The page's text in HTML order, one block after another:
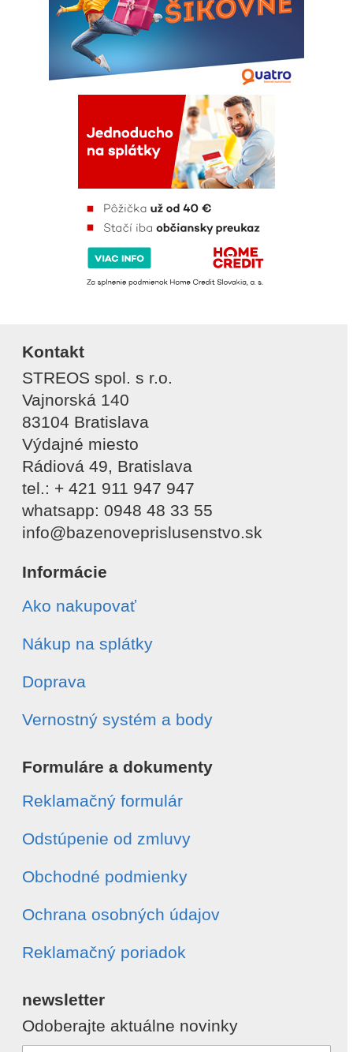
Kontakt
STREOS spol. s r.o.
Vajnorská 140
83104 Bratislava
Výdajné miesto
Rádiová 49, Bratislava
tel.: + 421 911 947 947
whatsapp: 0948 48 33 55
info@bazenoveprislusenstvo.sk
Informácie
Ako nakupovať
Nákup na splátky
Doprava
Vernostný systém a body
Formuláre a dokumenty
Reklamačný formulár
Odstúpenie od zmluvy
Obchodné podmienky
Ochrana osobných údajov
Reklamačný poriadok
newsletter
Odoberajte aktuálne novinky